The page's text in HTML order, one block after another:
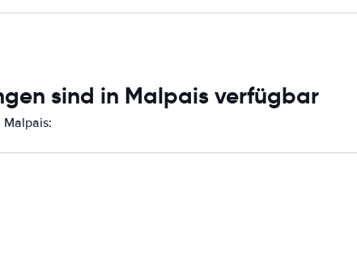
sind in Malpais verfügbar